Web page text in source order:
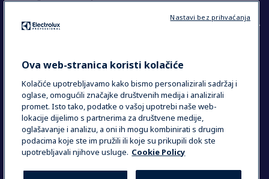
COUNTRY AND LANGUAGE
Data Privacy Statement
Cookie Policy
Uvjeti i odredbe
Ova web-stranica koristi kolačiće
Kolačiće upotrebljavamo kako bismo personalizirali sadržaj i
oglase, omogućili značajke društvenih medija i analizirali
promet. Isto tako, podatke o vašoj upotrebi naše web-
lokacije dijelimo s partnerima za društvene medije,
oglašavanje i analizu, a oni ih mogu kombinirati s drugim
podacima koje ste im pružili ili koje su prikupili dok ste
upotrebljavali njihove usluge. Cookie Policy
Nastavi bez prihvaćanja